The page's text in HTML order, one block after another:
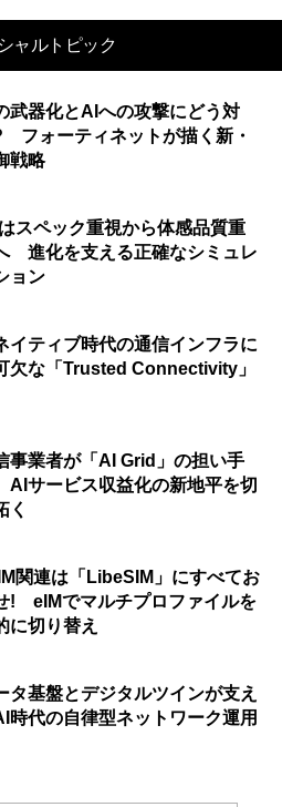
ャルトピック
武器化とAIへの攻撃にどう対
フォーティネットが描く新・
戦略
スペック重視から体感品質重
進化を支える正確なシミュレ
ョン
イティブ時代の通信インフラに
欠な「Trusted Connectivity」
事業者が「AI Grid」の担い手
サービス収益化の新地平を切
く
関連は「LibeSIM」にすべてお
! eIMでマルチプロファイルを
に切り替え
タ基盤とデジタルツインが支え
時代の自律型ネットワーク運用